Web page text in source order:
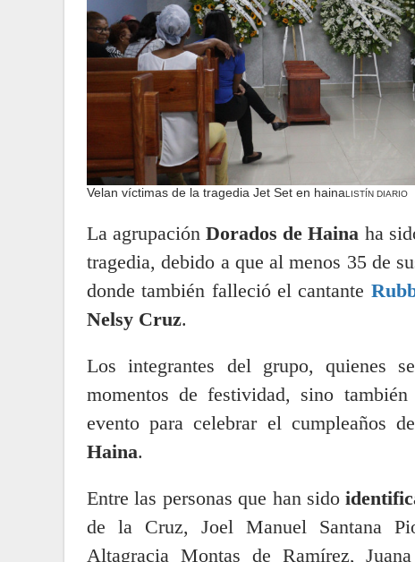
Velan víctimas de la tragedia Jet Set en hainaLISTÍN DIARIO
La agrupaciónDorados de Haina ha
tragedia, debido a que al menos 35 de
donde también falleció el cantante
Nelsy Cruz.
Los integrantes del grupo, quienes
momentos de festividad, sino
evento para celebrar el cumpleaños
Haina.
Entre las personas que han sido
de la Cruz, Joel Manuel Santana
Altagracia Montas de Ramírez,